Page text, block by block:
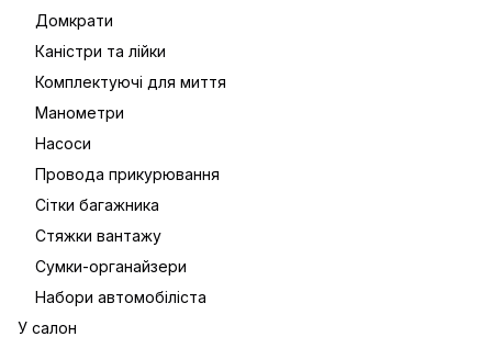
Домкрати
Каністри та лійки
Комплектуючі для миття
Манометри
Насоси
Провода прикурювання
Сітки багажника
Стяжки вантажу
Сумки-органайзери
Набори автомобіліста
У салон